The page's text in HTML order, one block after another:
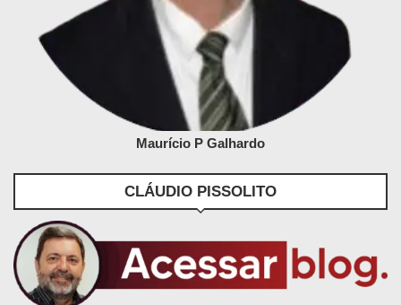
Maurício P Galhardo
CLÁUDIO PISSOLITO